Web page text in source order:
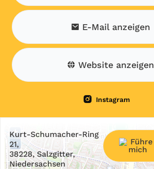
E-Mail anzeigen
Website anzeigen
Instagram
+
−
Kurt-Schumacher-Ring
21,
38228, Salzgitter,
Niedersachsen